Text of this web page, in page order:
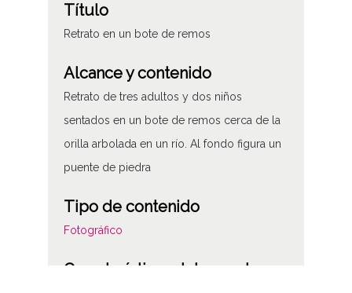
Título
Retrato en un bote de remos
Alcance y contenido
Retrato de tres adultos y dos niños
sentados en un bote de remos cerca de la
orilla arbolada en un río. Al fondo figura un
puente de piedra
Tipo de contenido
Fotográfico
Características del soporte